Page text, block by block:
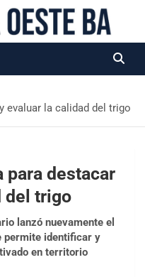
evaluar la calidad del trigo
para destacar
del trigo
lanzó nuevamente el
permite identificar y
en territorio